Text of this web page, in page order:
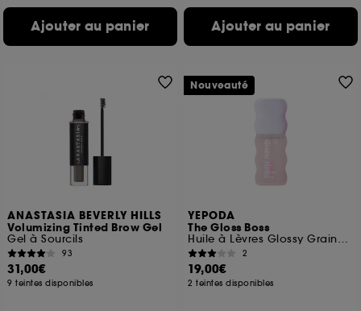
Ajouter au panier Ajouter au panier
ANASTASIA BEVERLY HILLS
Volumizing Tinted Brow Gel
Gel à Sourcils
93
31,00€
9 teintes disponibles
YEPODA
The Gloss Boss
Huile à Lèvres Glossy Graines de Cerise & Céramide
2
19,00€
2 teintes disponibles
Nouveauté